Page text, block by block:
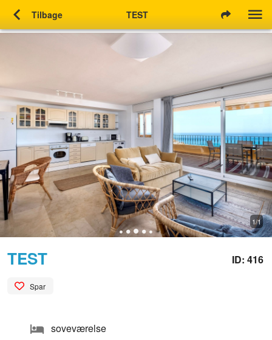
chevron_left Tilbage TEST
1/1
TEST
Spar
ID: 416
soveværelse